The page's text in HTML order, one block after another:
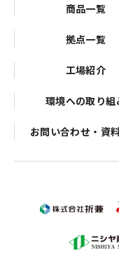
商品一覧
拠点一覧
工場紹介
環境への取り組
お問い合わせ・資